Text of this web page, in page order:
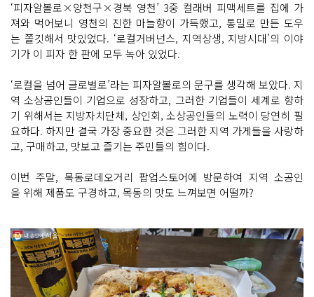
‘피자알볼로×양천구×경북 영천’ 3중 컬래버 피맥세트를 집에 가
져와 먹어보니 영천의 진한 마늘향이 가득했고, 통밀로 만든 도우
는 쫄깃해서 맛있었다. ‘로컬거버넌스, 지역상생, 지방시대’의 이야
기가 이 피자 한 판에 모두 녹아 있었다.
‘로컬을 넘어 글로벌로’라는 피자알볼로의 문구를 생각해 보았다. 지
역 소상공인들이 기업으로 성장하고, 그러한 기업들이 세계로 향하
기 위해서는 지방자치단체, 상인회, 소상공인들의 노력이 당연히 필
요하다. 하지만 결국 가장 중요한 것은 그러한 지역 가게들을 사랑하
고, 구매하고, 맛보고 즐기는 주민들의 힘이다.
이번 주말, 목동로데오거리 팝업스토어에 방문하여 지역 소공인
을 위해 제품도 구경하고, 목동의 맛도 느껴보면 어떨까?